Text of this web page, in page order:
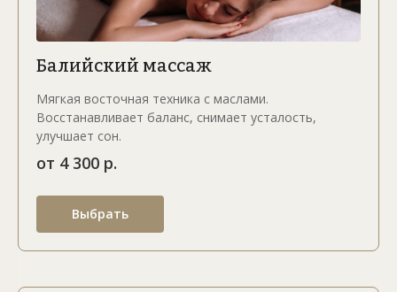
Балийский массаж
Мягкая восточная техника с маслами.
Восстанавливает баланс, снимает усталость,
улучшает сон.
от 4 300 р.
Выбрать